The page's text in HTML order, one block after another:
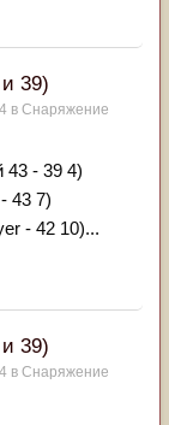
39)
в Снаряжение
43 - 39 4)
43 7)
- 42 10)...
39)
в Снаряжение